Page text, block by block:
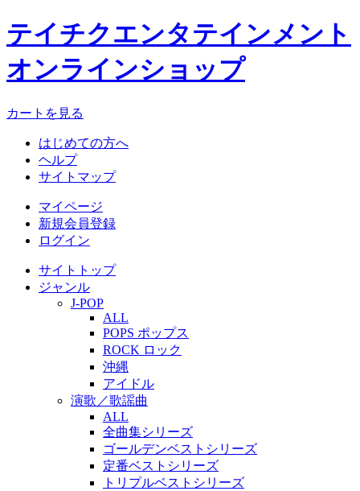
テイチクエンタテインメント
オンラインショップ
カートを見る
はじめての方へ
ヘルプ
サイトマップ
マイページ
新規会員登録
ログイン
サイトトップ
ジャンル
J-POP
ALL
POPS ポップス
ROCK ロック
沖縄
アイドル
演歌／歌謡曲
ALL
全曲集シリーズ
ゴールデンベストシリーズ
定番ベストシリーズ
トリプルベストシリーズ